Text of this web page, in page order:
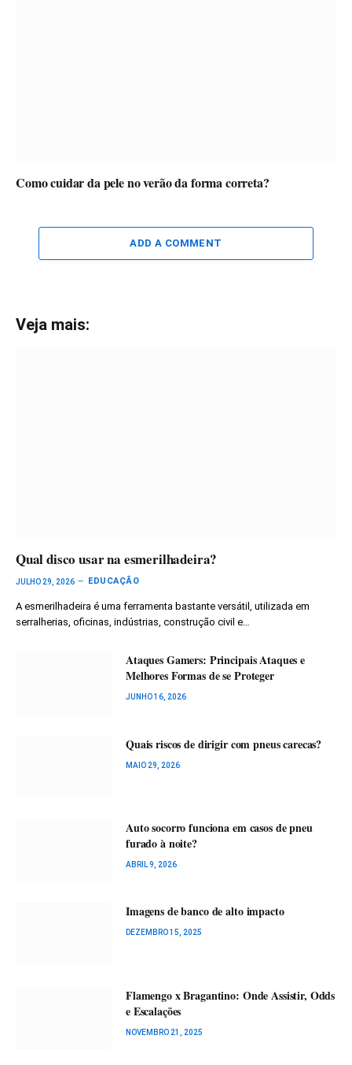
Como cuidar da pele no verão da forma correta?
ADD A COMMENT
Veja mais:
Qual disco usar na esmerilhadeira?
JULHO 29, 2026 EDUCAÇÃO
A esmerilhadeira é uma ferramenta bastante versátil, utilizada em
serralherias, oficinas, indústrias, construção civil e…
Ataques Gamers: Principais Ataques e
Melhores Formas de se Proteger
JUNHO 16, 2026
Quais riscos de dirigir com pneus carecas?
MAIO 29, 2026
Auto socorro funciona em casos de pneu
furado à noite?
ABRIL 9, 2026
Imagens de banco de alto impacto
DEZEMBRO 15, 2025
Flamengo x Bragantino: Onde Assistir, Odds
e Escalações
NOVEMBRO 21, 2025